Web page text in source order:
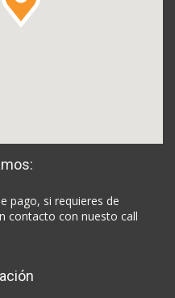
pago, si requieres de
contacto con nuesto call